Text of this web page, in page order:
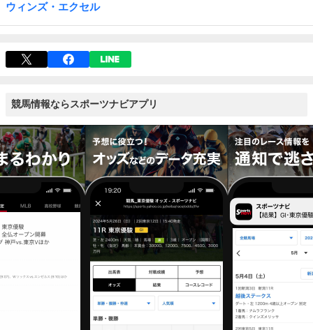
ウィンズ・エクセル
競馬情報ならスポーツナビアプリ